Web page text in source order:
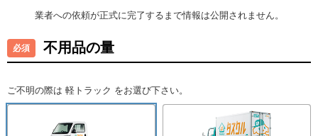
業者への依頼が正式に完了するまで情報は公開されません。
不用品の量
ご不明の際は 軽トラック をお選び下さい。